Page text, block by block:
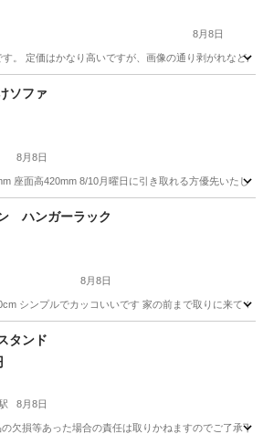
8月8日
す。 定価はかなり高いですが、画像の通り剥がれなど
ソファ
8月8日
座面高420mm 8/10月曜日に引き取れる方優先いたし
奥行き
ハンガーラック
8月8日
シンプルでカッコいいです 家の前まで取りに来てく
駅 収納家具
タンド
8月8日
欠損等あった場合の責任は取りかねますのでご了承下